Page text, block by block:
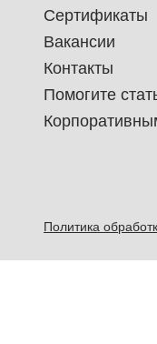
Сертификаты
Вакансии
Контакты
Помогите
Политика